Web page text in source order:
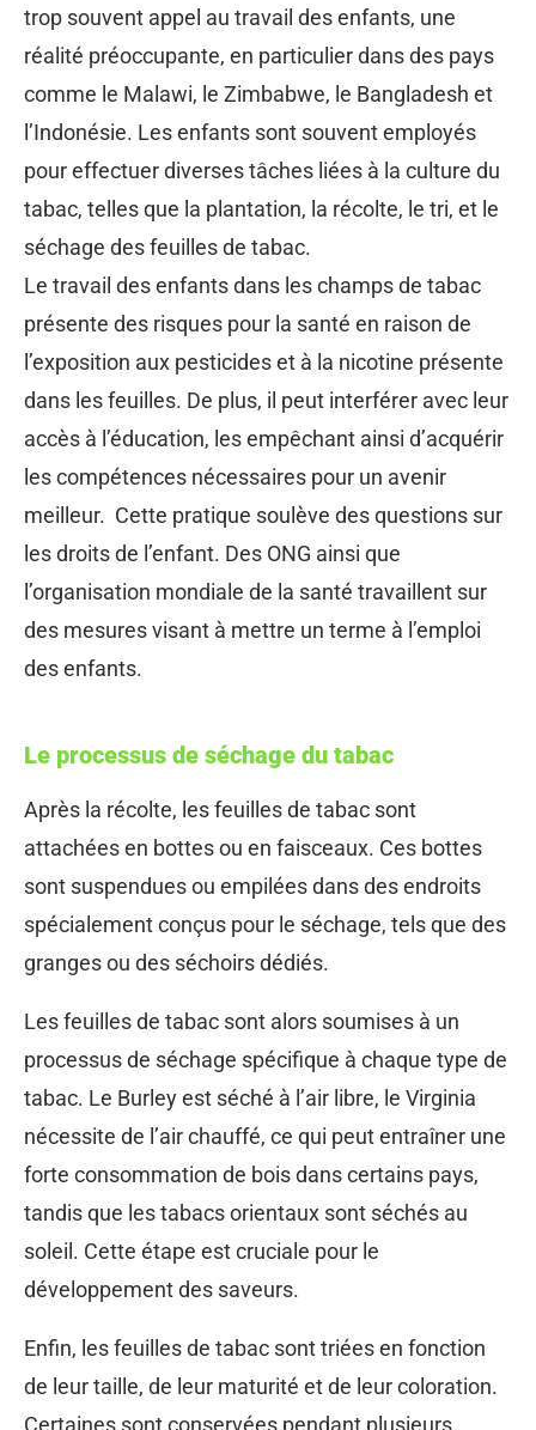
trop souvent appel au travail des enfants, une
réalité préoccupante, en particulier dans des pays
comme le Malawi, le Zimbabwe, le Bangladesh et
l’Indonésie. Les enfants sont souvent employés
pour effectuer diverses tâches liées à la culture du
tabac, telles que la plantation, la récolte, le tri, et le
séchage des feuilles de tabac.
Le travail des enfants dans les champs de tabac
présente des risques pour la santé en raison de
l’exposition aux pesticides et à la nicotine présente
dans les feuilles. De plus, il peut interférer avec leur
accès à l’éducation, les empêchant ainsi d’acquérir
les compétences nécessaires pour un avenir
meilleur. Cette pratique soulève des questions sur
les droits de l’enfant. Des ONG ainsi que
l’organisation mondiale de la santé travaillent sur
des mesures visant à mettre un terme à l’emploi
des enfants.
Le processus de séchage du tabac
Après la récolte, les feuilles de tabac sont
attachées en bottes ou en faisceaux. Ces bottes
sont suspendues ou empilées dans des endroits
spécialement conçus pour le séchage, tels que des
granges ou des séchoirs dédiés.
Les feuilles de tabac sont alors soumises à un
processus de séchage spécifique à chaque type de
tabac. Le Burley est séché à l’air libre, le Virginia
nécessite de l’air chauffé, ce qui peut entraîner une
forte consommation de bois dans certains pays,
tandis que les tabacs orientaux sont séchés au
soleil. Cette étape est cruciale pour le
développement des saveurs.
Enfin, les feuilles de tabac sont triées en fonction
de leur taille, de leur maturité et de leur coloration.